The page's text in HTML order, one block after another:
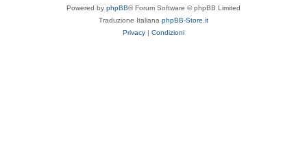
Powered by phpBB® Forum Software © phpBB Limited
Traduzione Italiana phpBB-Store.it
Privacy | Condizioni